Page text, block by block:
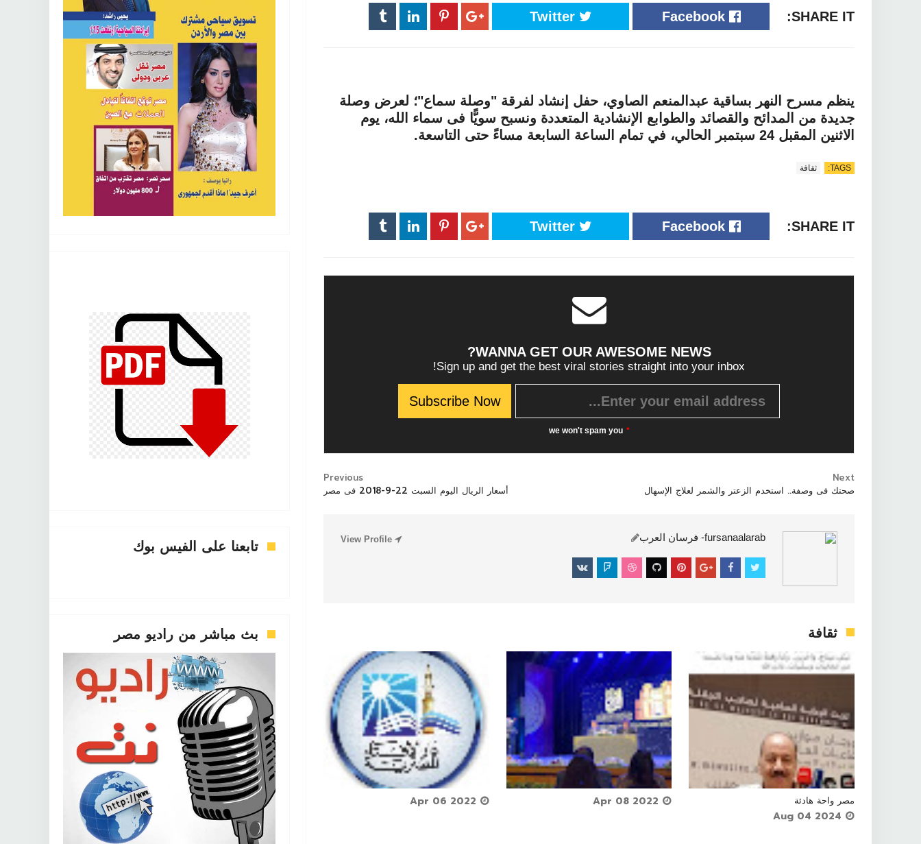
SHARE IT:
Facebook
Twitter
ينظم مسرح النهر بساقية عبدالمنعم الصاوي، حفل إنشاد لفرقة "وصلة سماع"؛ لعرض وصلة
جديدة من المدائح والقصائد والطوابع الإنشادية المتعددة ونسبح سويًّا فى سماء الله، يوم
الاثنين المقبل 24 سبتمبر الحالي، في تمام الساعة السابعة مساءً حتى التاسعة.
TAGS: ثقافة
SHARE IT:
Facebook
Twitter
WANNA GET OUR AWESOME NEWS?
Sign up and get the best viral stories straight into your inbox!
*
we won't spam you
Next
صحتك فى وصفة.. استخدم الزعتر والشمر لعلاج الإسهال
Previous
أسعار الريال اليوم السبت 22-9-2018 فى مصر
fursanaalarab- فرسان العرب
ثقافة

مصر واحة هادئة


 

الثقافة. والفنون. في كوريا الجنوبية

ندا حجازي.
Nov 24 2021
تابعنا على الفيس بوك
بث مباشر من راديو مصر